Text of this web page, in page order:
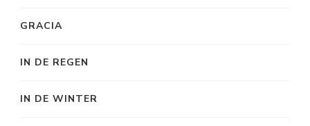
GRACIA
IN DE REGEN
IN DE WINTER